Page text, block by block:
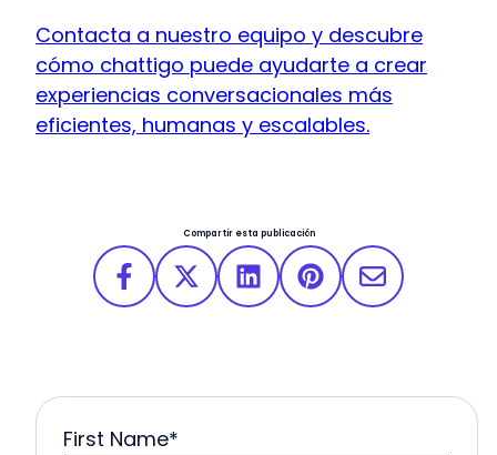
Contacta a nuestro equipo y descubre
cómo chattigo puede ayudarte a crear
experiencias conversacionales más
eficientes, humanas y escalables.
Compartir esta publicación
First Name*